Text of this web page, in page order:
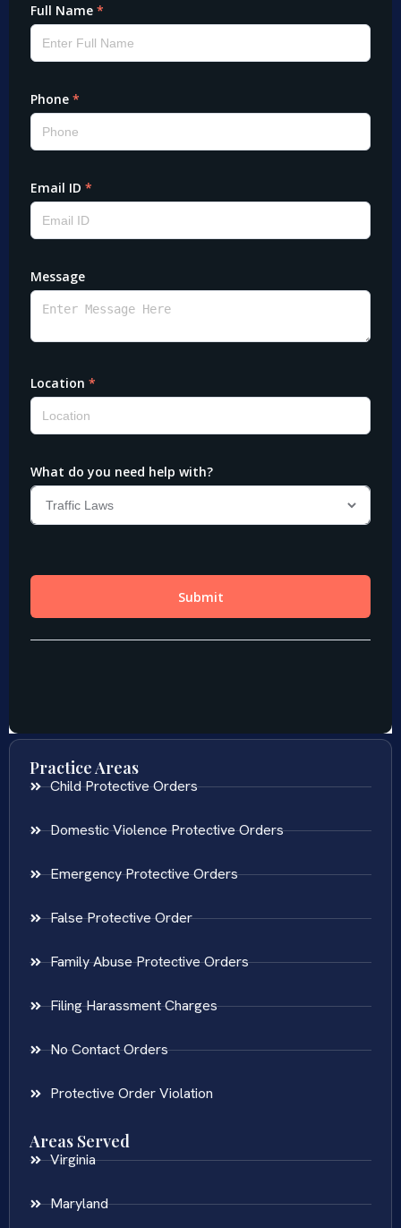
Practice Areas
Child Protective Orders
Domestic Violence Protective Orders
Emergency Protective Orders
False Protective Order
Family Abuse Protective Orders
Filing Harassment Charges
No Contact Orders
Protective Order Violation
Areas Served
Virginia
Maryland